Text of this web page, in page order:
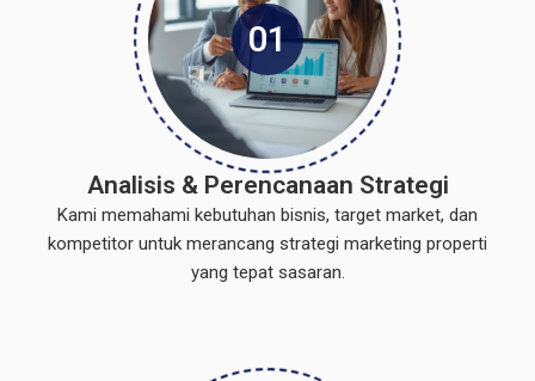
01
Analisis & Perencanaan Strategi
Kami memahami kebutuhan bisnis, target market, dan
kompetitor untuk merancang strategi marketing properti
yang tepat sasaran.